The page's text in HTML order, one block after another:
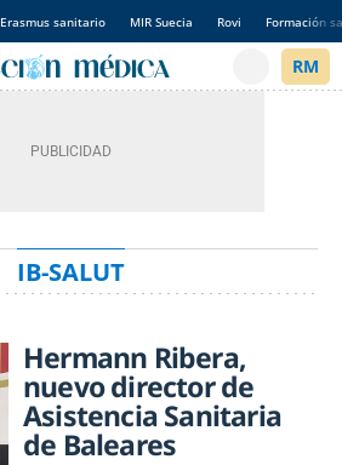
Erasmus sanitario MIR Suecia Rovi Formación
IB-SALUT
Hermann Ribera,
nuevo director de
Asistencia Sanitaria
de Baleares